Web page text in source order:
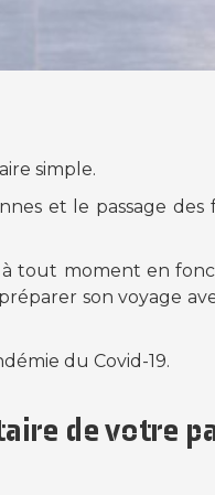
simple.
et le passage
tout moment en
son voyage
du Covid-19.
de votre